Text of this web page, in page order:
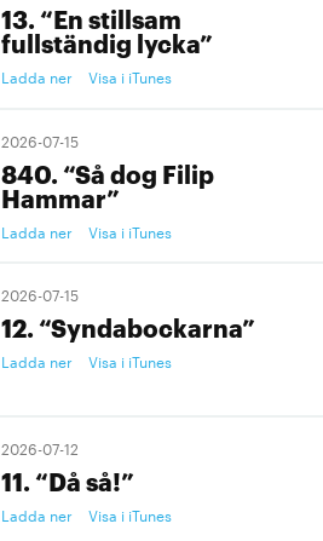
13. “En stillsam
fullständig lycka”
Ladda ner Visa i iTunes
2026-07-15
840. “Så dog Filip
Hammar”
Ladda ner Visa i iTunes
2026-07-15
12. “Syndabockarna”
Ladda ner Visa i iTunes
2026-07-12
11. “Då så!”
Ladda ner Visa i iTunes